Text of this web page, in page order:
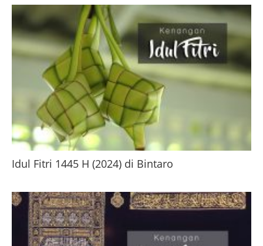
Idul Fitri 1445 H (2024) di Bintaro